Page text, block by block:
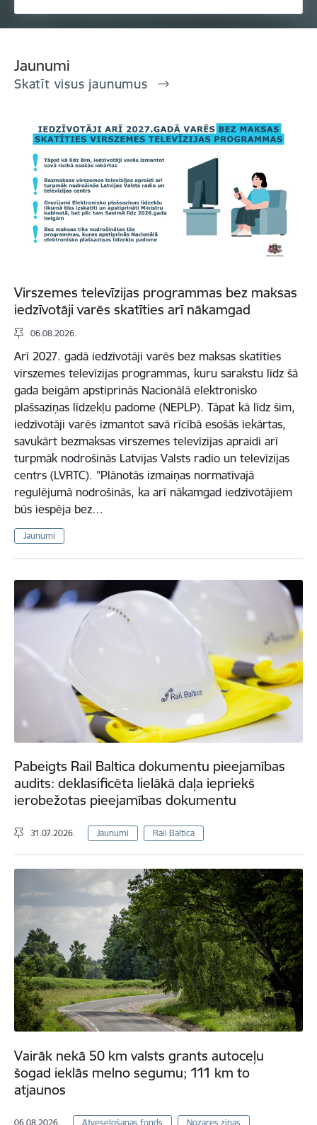
Jaunumi
Skatīt visus jaunumus
Virszemes televīzijas programmas bez maksas
iedzīvotāji varēs skatīties arī nākamgad
06.08.2026.
Arī 2027. gadā iedzīvotāji varēs bez maksas skatīties
virszemes televīzijas programmas, kuru sarakstu līdz šā
gada beigām apstiprinās Nacionālā elektronisko
plašsaziņas līdzekļu padome (NEPLP). Tāpat kā līdz šim,
iedzīvotāji varēs izmantot savā rīcībā esošās iekārtas,
savukārt bezmaksas virszemes televīzijas apraidi arī
turpmāk nodrošinās Latvijas Valsts radio un televīzijas
centrs (LVRTC). "Plānotās izmaiņas normatīvajā
regulējumā nodrošinās, ka arī nākamgad iedzīvotājiem
būs iespēja bez…
Jaunumi
Pabeigts Rail Baltica dokumentu pieejamības
audits: deklasificēta lielākā daļa iepriekš
ierobežotas pieejamības dokumentu
31.07.2026. Jaunumi Rail Baltica
Vairāk nekā 50 km valsts grants autoceļu
šogad ieklās melno segumu; 111 km to
atjaunos
06.08.2026. Atveseļošanas fonds Nozares ziņas